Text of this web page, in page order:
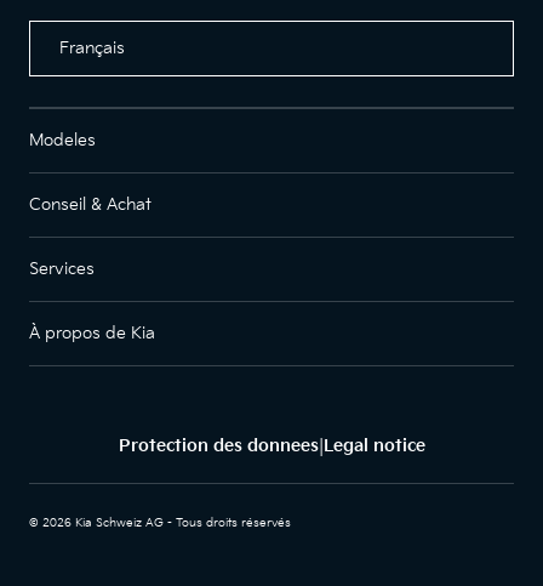
Français
Modeles
Conseil & Achat
Services
À propos de Kia
Protection des donnees| Legal notice
© 2026 Kia Schweiz AG - Tous droits réservés